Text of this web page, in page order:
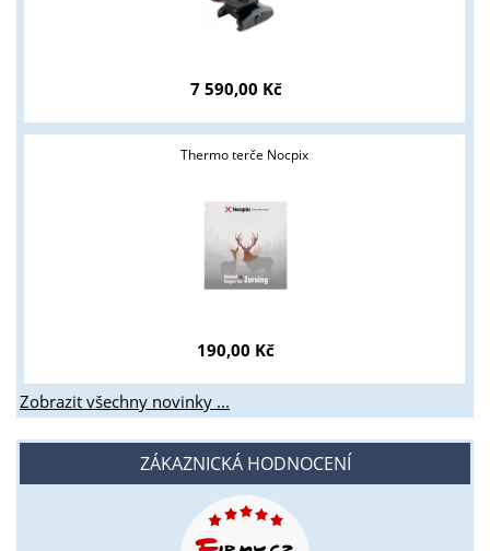
7 590,00 Kč
Thermo terče Nocpix
190,00 Kč
Zobrazit všechny novinky ...
ZÁKAZNICKÁ HODNOCENÍ